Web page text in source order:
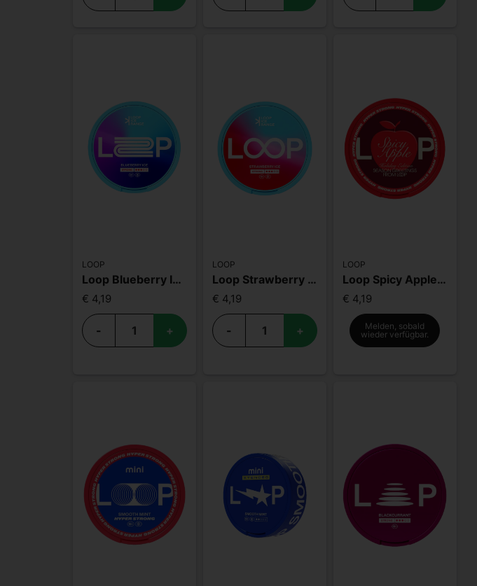
LOOP
Loop Blueberry Ice Strong
€ 4,19
- +
LOOP
Loop Strawberry Ice Strong
€ 4,19
- +
LOOP
Loop Spicy Apple Hyper Strong
€ 4,19
Melden, sobald
wieder verfügbar.